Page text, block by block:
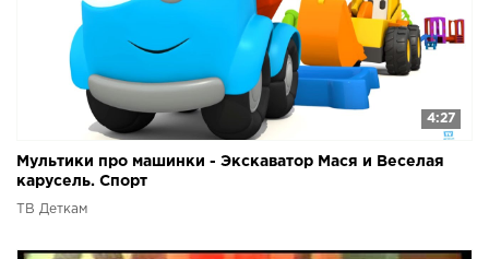
4:27
Мультики про машинки - Экскаватор Мася и Веселая
карусель. Спорт
ТВ Деткам